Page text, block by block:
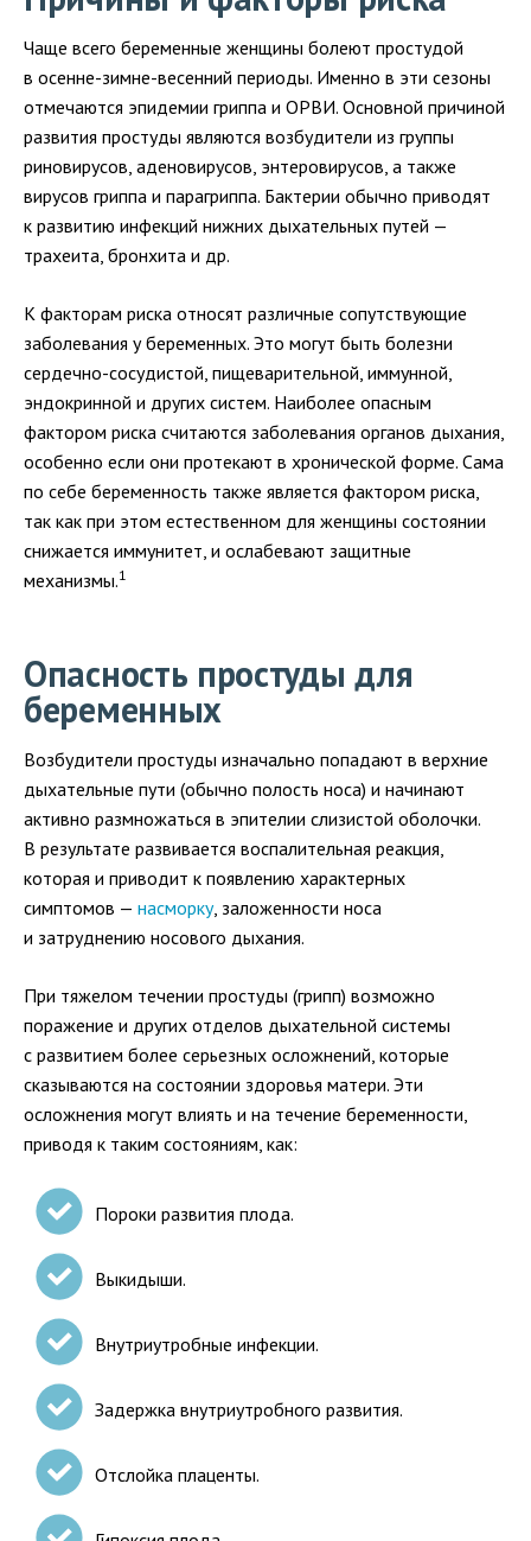
Чаще всего беременные женщины болеют простудой
в осенне-зимне-весенний периоды. Именно в эти сезоны
отмечаются эпидемии гриппа и ОРВИ. Основной причиной
развития простуды являются возбудители из группы
риновирусов, аденовирусов, энтеровирусов, а также
вирусов гриппа и парагриппа. Бактерии обычно приводят
к развитию инфекций нижних дыхательных путей —
трахеита, бронхита и др.
К факторам риска относят различные сопутствующие
заболевания у беременных. Это могут быть болезни
сердечно-сосудистой , пищеварительной, иммунной,
эндокринной и других систем. Наиболее опасным
фактором риска считаются заболевания органов дыхания,
особенно если они протекают в хронической форме. Сама
по себе беременность также является фактором риска,
так как при этом естественном для женщины состоянии
снижается иммунитет, и ослабевают защитные
механизмы.1
Опасность простуды для
беременных
Возбудители простуды изначально попадают в верхние
дыхательные пути (обычно полость носа) и начинают
активно размножаться в эпителии слизистой оболочки.
В результате развивается воспалительная реакция,
которая и приводит к появлению характерных
симптомов — насморку, заложенности носа
и затруднению носового дыхания.
При тяжелом течении простуды (грипп) возможно
поражение и других отделов дыхательной системы
с развитием более серьезных осложнений, которые
сказываются на состоянии здоровья матери. Эти
осложнения могут влиять и на течение беременности,
приводя к таким состояниям, как:
Пороки развития плода.
Выкидыши.
Внутриутробные инфекции.
Задержка внутриутробного развития.
Отслойка плаценты.